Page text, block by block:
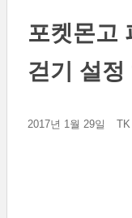
포켓몬고
걷기 설정
2017년 1월 29일 TK